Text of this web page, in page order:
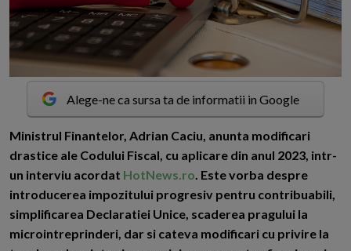
Alege-ne ca sursa ta de informatii in Google
Ministrul Finantelor, Adrian Caciu, anunta modificari
drastice ale Codului Fiscal, cu aplicare din anul 2023, intr-
un interviu acordat HotNews.ro. Este vorba despre
introducerea impozitului progresiv pentru contribuabili,
simplificarea Declaratiei Unice, scaderea pragului la
microintreprinderi, dar si cateva modificari cu privire la